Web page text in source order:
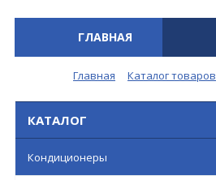
ГЛАВНАЯ
Главная Каталог товаров
КАТАЛОГ
Кондиционеры